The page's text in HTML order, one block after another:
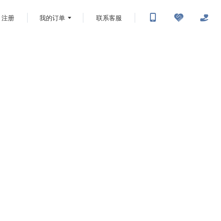
注册 我的订单 联系客服